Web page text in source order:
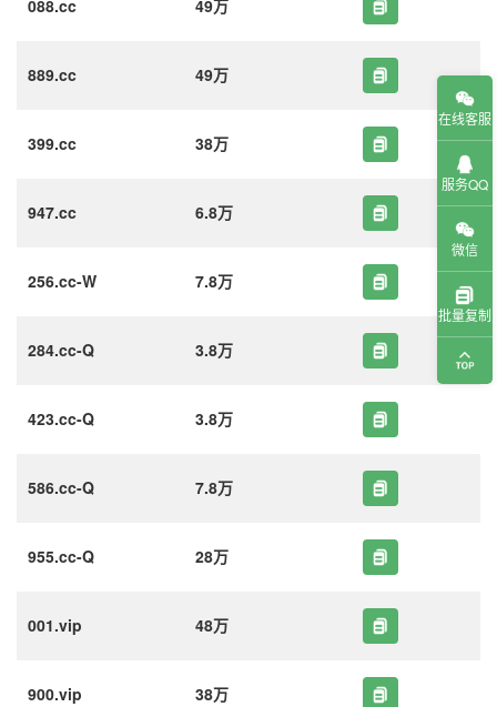
088.cc 49万
889.cc 49万
399.cc 38万
947.cc 6.8万
256.cc-W 7.8万
284.cc-Q 3.8万
423.cc-Q 3.8万
586.cc-Q 7.8万
955.cc-Q 28万
001.vip 48万
900.vip 38万
在线客服
服务QQ
微信
批量复制